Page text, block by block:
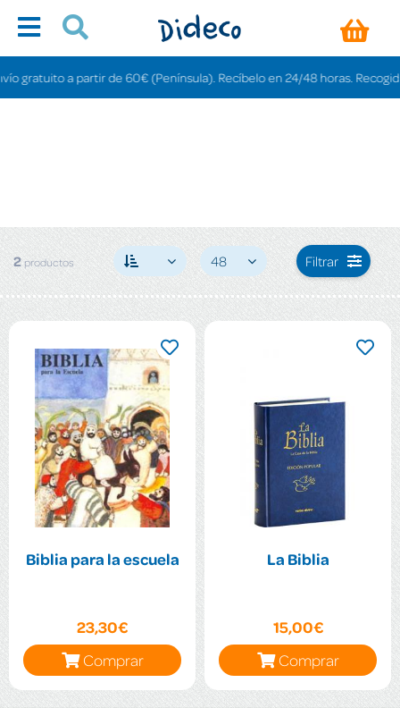
gratuito a partir de 60€ (Península). Recíbelo en 24/48 horas. Recogida
2productos 48 Filtrar
Biblia para la escuela
23,30€
Comprar
La Biblia
15,00€
Comprar